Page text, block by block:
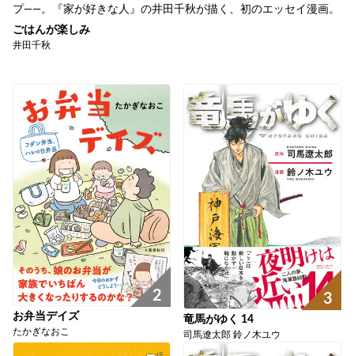
プ――。『家が好きな人』の井田千秋が描く、初のエッセイ漫画。
ごはんが楽しみ
井田千秋
2
お弁当デイズ
たかぎなおこ
3
竜馬がゆく 14
司馬遼太郎 鈴ノ木ユウ